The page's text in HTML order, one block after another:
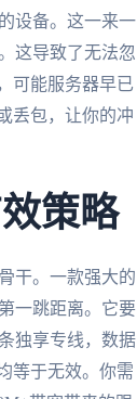
设备。这一来一
这导致了无法忽
可能服务器早已
丢包，让你的冲
策略
干。一款强大的
一跳距离。它要
独享专线，数据
等于无效。你需